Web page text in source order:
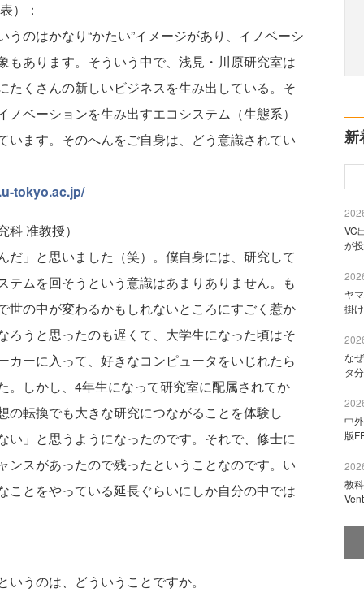
）：
のはかなり“かたい”イメージがあり、イノベーシ
もあります。そういう中で、浅見・川原研究室は
たくさんの新しいビジネスを生み出している。そ
ベーションを生み出すエコシステム（生態系）
います。そのへんをご自身は、どう意識されてい
tokyo.ac.jp/
准教授）
」と思いました（笑）。僕自身には、研究して
テムを回そうという意識はあまりありません。も
世の中が変わるかもしれないところにすごく惹か
ろうと思ったのも遅くて、大学生になった頃はそ
カーに入って、好きなコンピュータをいじれたら
。しかし、4年生になって研究室に配属されてか
の転換でも大きな研究につながることを体験し
い」と思うようになったのです。それで、修士に
ンスがあったので残ったということなのです。い
ことをやっている延長ぐらいにしか自分の中では
うのは、どういうことですか。
新
VC
が
ヤ
掛
な
タ
中
版
教